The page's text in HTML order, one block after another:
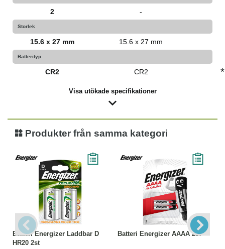
2 -
Storlek
15.6 x 27 mm 15.6 x 27 mm
Batterityp
CR2 CR2 *
Visa utökade specifikationer
Produkter från samma kategori
Batteri Energizer Laddbar D
HR20 2st
Batteri Energizer AAAA 2st